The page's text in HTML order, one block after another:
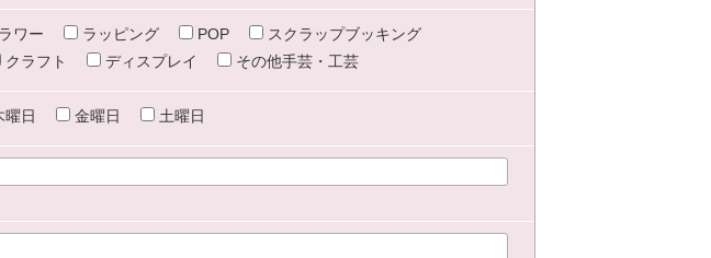
ワー ラッピング POP
スクラップブッキング
クラフト ディスプレイ その他手芸・工芸
曜日 金曜日 土曜日